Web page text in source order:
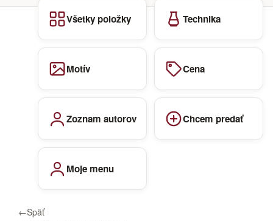
Všetky položky Technika
Motív Cena
Zoznam autorov Chcem predať
Moje menu
←Späť